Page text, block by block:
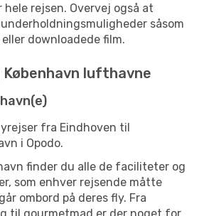
rejsen. Overvej også at
såsom
downloadede film.
København lufthavne
fra Eindhoven til
i Opodo.
finder du alle de faciliteter og
som enhver rejsende måtte
ombord på deres fly. Fra